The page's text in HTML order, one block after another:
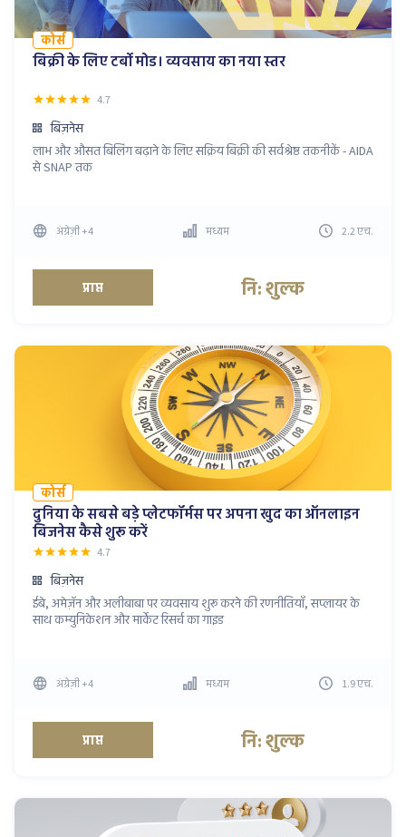
कोर्स
बिक्री के लिए टर्बो मोड। व्यवसाय का नया स्तर
4.7
बिज़नेस
लाभ और औसत बिलिंग बढ़ाने के लिए सक्रिय बिक्री की सर्वश्रेष्ठ तकनीकें - AIDA
से SNAP तक
अंग्रेज़ी+4 मध्यम 2.2एच.
प्राप्त नि: शुल्क
कोर्स
दुनिया के सबसे बड़े प्लेटफॉर्मस पर अपना खुद का ऑनलाइन
बिजनेस कैसे शुरू करें
4.7
बिज़नेस
ईबे, अमेज़ॅन और अलीबाबा पर व्यवसाय शुरू करने की रणनीतियाँ, सप्लायर के
साथ कम्युनिकेशन और मार्केट रिसर्च का गाइड
अंग्रेज़ी+4 मध्यम 1.9एच.
प्राप्त नि: शुल्क